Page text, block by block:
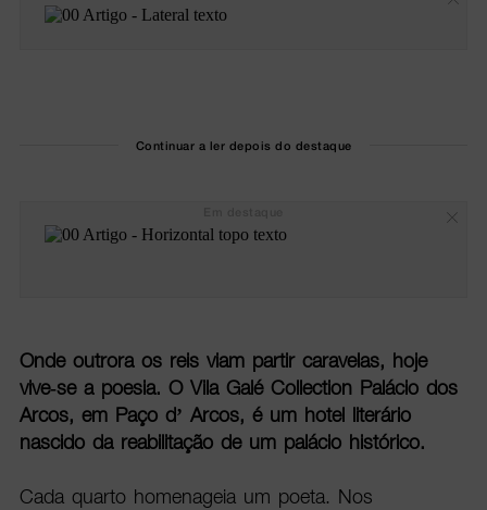
Continuar a ler depois do destaque
Onde outrora os reis viam partir caravelas, hoje
vive-se a poesia. O Vila Galé Collection Palácio dos
Arcos, em Paço d’ Arcos, é um hotel literário
nascido da reabilitação de um palácio histórico.
Cada quarto homenageia um poeta. Nos